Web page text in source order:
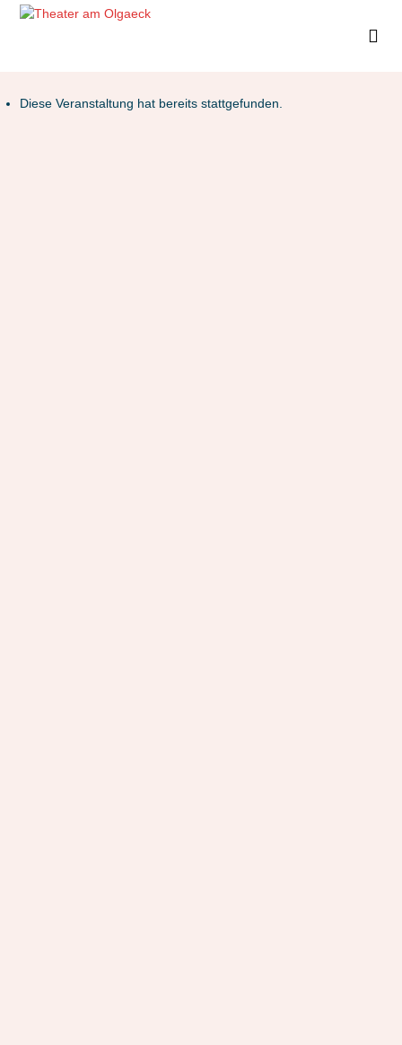
Diese Veranstaltung hat bereits stattgefunden.